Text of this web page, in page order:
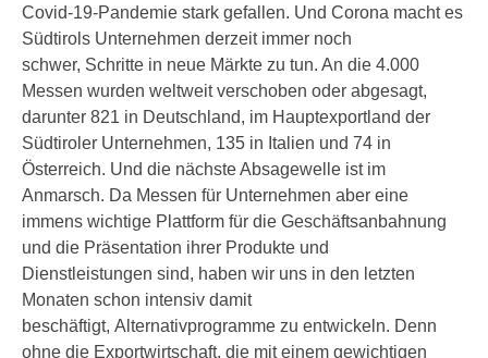
Covid-19-Pandemie stark gefallen. Und Corona macht es
Südtirols Unternehmen derzeit immer noch
schwer, Schritte in neue Märkte zu tun. An die 4.000
Messen wurden weltweit verschoben oder abgesagt,
darunter 821 in Deutschland, im Hauptexportland der
Südtiroler Unternehmen, 135 in Italien und 74 in
Österreich. Und die nächste Absagewelle ist im
Anmarsch. Da Messen für Unternehmen aber eine
immens wichtige Plattform für die Geschäftsanbahnung
und die Präsentation ihrer Produkte und
Dienstleistungen sind, haben wir uns in den letzten
Monaten schon intensiv damit
beschäftigt, Alternativprogramme zu entwickeln. Denn
ohne die Exportwirtschaft, die mit einem gewichtigen